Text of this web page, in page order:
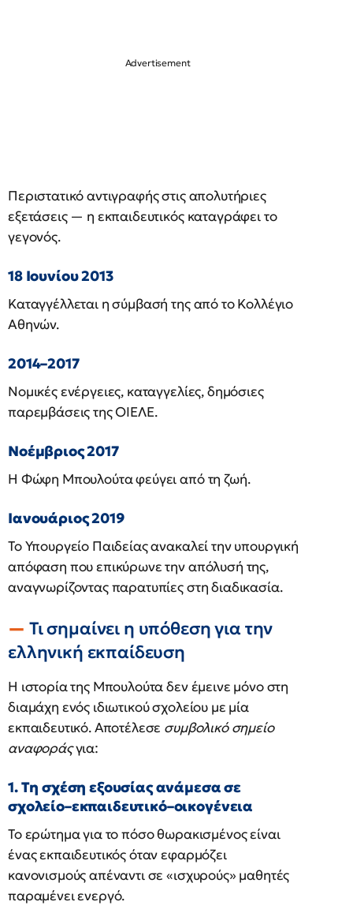
Περιστατικό αντιγραφής στις απολυτήριες
εξετάσεις — η εκπαιδευτικός καταγράφει το
γεγονός.
18 Ιουνίου 2013
Καταγγέλλεται η σύμβασή της από το Κολλέγιο
Αθηνών.
2014–2017
Νομικές ενέργειες, καταγγελίες, δημόσιες
παρεμβάσεις της ΟΙΕΛΕ.
Νοέμβριος 2017
Η Φώφη Μπουλούτα φεύγει από τη ζωή.
Ιανουάριος 2019
Το Υπουργείο Παιδείας ανακαλεί την υπουργική
απόφαση που επικύρωνε την απόλυσή της,
αναγνωρίζοντας παρατυπίες στη διαδικασία.
Τι σημαίνει η υπόθεση για την
ελληνική εκπαίδευση
Η ιστορία της Μπουλούτα δεν έμεινε μόνο στη
διαμάχη ενός ιδιωτικού σχολείου με μία
εκπαιδευτικό. Αποτέλεσε συμβολικό σημείο
αναφοράςγια:
1. Τη σχέση εξουσίας ανάμεσα σε
σχολείο–εκπαιδευτικό–οικογένεια
Το ερώτημα για το πόσο θωρακισμένος είναι
ένας εκπαιδευτικός όταν εφαρμόζει
κανονισμούς απέναντι σε «ισχυρούς» μαθητές
παραμένει ενεργό.